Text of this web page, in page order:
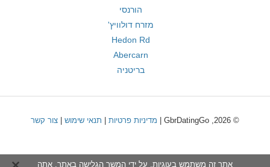
הורנסי
מזרח דולוויץ'
Hedon Rd
Abercarn
בריטניה
© 2026, GbrDatingGo | מדיניות פרטיות תנאי שימוש צור קשר
אתר זה משתמש בעוגיות. על ידי המשך הגלישה באתר, אתה